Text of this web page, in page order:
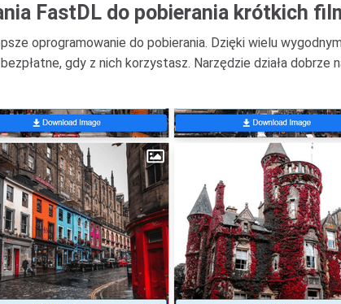
FastDL do pobierania krótkich
oprogramowanie do pobierania. Dzięki wielu
gdy z nich korzystasz. Narzędzie działa dobrze